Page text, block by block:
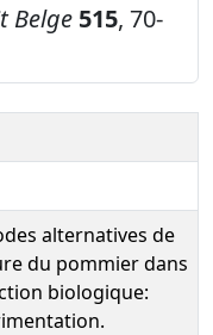
Belge 515, 70-
alternatives de
du pommier dans
biologique: